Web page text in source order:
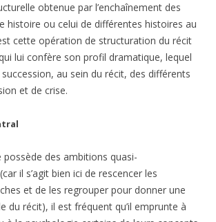
obtenue par l’enchaînement des
histoire ou celui de différentes histoires au
cette opération de structuration du récit
lui confère son profil dramatique, lequel
au sein du récit, des différents
et de crise.
possède des ambitions quasi-
il s’agit bien ici de rescencer les
et de les regrouper pour donner une
du récit), il est fréquent qu’il emprunte à